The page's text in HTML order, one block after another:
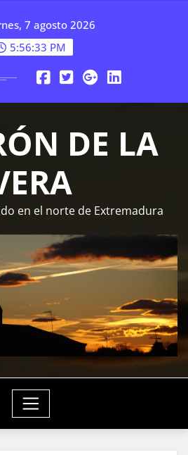
7 agosto 2026
5:56:34 PM
DE LA
en el norte de Extremadura